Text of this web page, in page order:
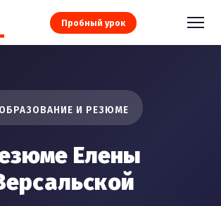
Пробный урок
ОБРАЗОВАНИЕ И РЕЗЮМЕ
Елены